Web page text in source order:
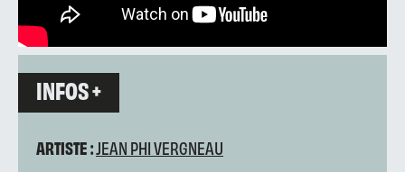
INFOS +
ARTISTE : JEAN PHI VERGNEAU